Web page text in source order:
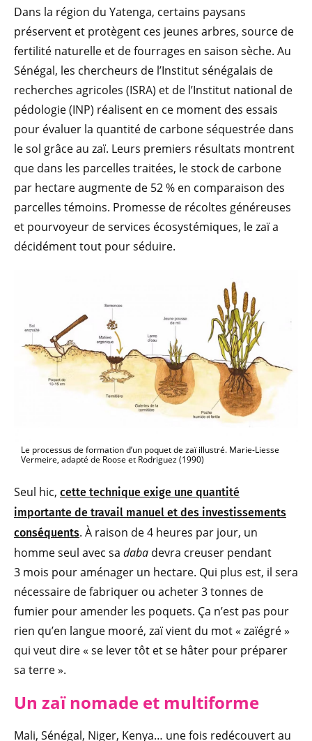
Dans la région du Yatenga, certains paysans
préservent et protègent ces jeunes arbres, source de
fertilité naturelle et de fourrages en saison sèche. Au
Sénégal, les chercheurs de l’Institut sénégalais de
recherches agricoles (ISRA) et de l’Institut national de
pédologie (INP) réalisent en ce moment des essais
pour évaluer la quantité de carbone séquestrée dans
le sol grâce au zaï. Leurs premiers résultats montrent
que dans les parcelles traitées, le stock de carbone
par hectare augmente de 52 % en comparaison des
parcelles témoins. Promesse de récoltes généreuses
et pourvoyeur de services écosystémiques, le zaï a
décidément tout pour séduire.
Le processus de formation d’un poquet de zaï illustré. Marie-Liesse
Vermeire, adapté de Roose et Rodriguez (1990)
Seul hic, cette technique exige une quantité
importante de travail manuel et des investissements
conséquents. À raison de 4 heures par jour, un
homme seul avec sa daba devra creuser pendant
3 mois pour aménager un hectare. Qui plus est, il sera
nécessaire de fabriquer ou acheter 3 tonnes de
fumier pour amender les poquets. Ça n’est pas pour
rien qu’en langue mooré, zaï vient du mot « zaïégré »
qui veut dire « se lever tôt et se hâter pour préparer
sa terre ».
Un zaï nomade et multiforme
Mali, Sénégal, Niger, Kenya… une fois redécouvert au